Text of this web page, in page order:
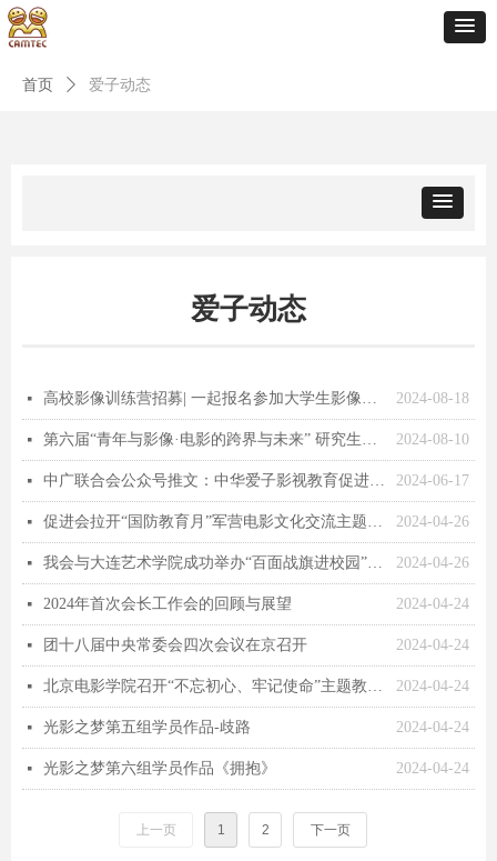
首页 ꄲ 爱子动态
爱子动态
2024-08-18
넷 高校影像训练营招募| 一起报名参加大学生影像实践与创作的盛会，第七期LCB欢迎你来脱变！
2024-08-10
넷 第六届“青年与影像·电影的跨界与未来” 研究生学术论坛通知
2024-06-17
넷 中广联合会公众号推文：中华爱子影视教育促进会持续推动服务高质量发展专项行动
2024-04-26
넷 促进会拉开“国防教育月”军营电影文化交流主题活动序幕
2024-04-26
넷 我会与大连艺术学院成功举办“百面战旗进校园”系列活动启动式
2024-04-24
넷 2024年首次会长工作会的回顾与展望
2024-04-24
넷 团十八届中央常委会四次会议在京召开
2024-04-24
넷 北京电影学院召开“不忘初心、牢记使命”主题教育总结大会 | 初心·使命
2024-04-24
넷 光影之梦第五组学员作品-歧路
2024-04-24
넷 光影之梦第六组学员作品《拥抱》
上一页 1 2 下一页